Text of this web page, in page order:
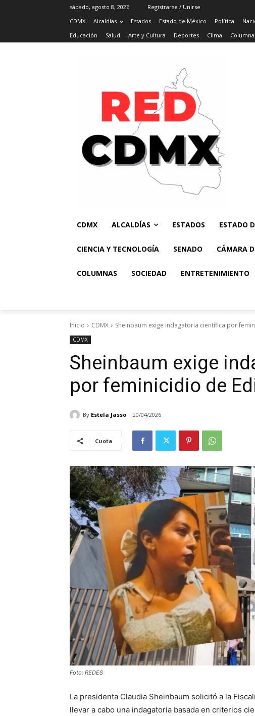
sábado, agosto 8, 2026
Registrarse / Unirse
CDMX
Alcaldías Estados Estado de México Política
Educación
Salud Arte y Cultura Deportes Clima
CDMX ALCALDÍAS ESTADOS ESTADO
CIENCIA Y TECNOLOGÍA SENADO CÁMARA
COLUMNAS SOCIEDAD ENTRETENIMIENTO
Inicio CDMX Sheinbaum exige indagatoria científica por
CDMX
Sheinbaum exige
por feminicidio de
By Estela Jasso 20/04/2026
Cuota
Foto: REDES
La presidenta Claudia Sheinbaum solicitó a la
llevar a cabo una indagatoria basada en criterios